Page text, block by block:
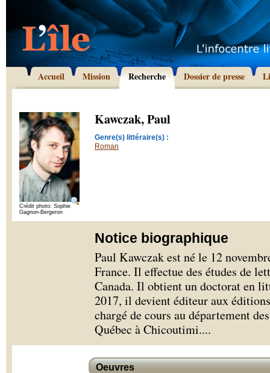
Accueil Mission Recherche Dossier de presse
Crédit photo: Sophie
Gagnon-Bergeron
Kawczak, Paul
Genre(s) littéraire(s) :
Roman
Notice biographique
Paul Kawczak est né le 12
France. Il effectue des études de
Canada. Il obtient un doctorat en
2017, il devient éditeur aux
chargé de cours au département
Québec à Chicoutimi....
Oeuvres